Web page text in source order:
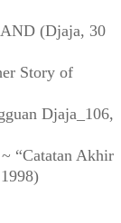
(Djaja, 30
Story of
Djaja_106,
“Catatan Akhir